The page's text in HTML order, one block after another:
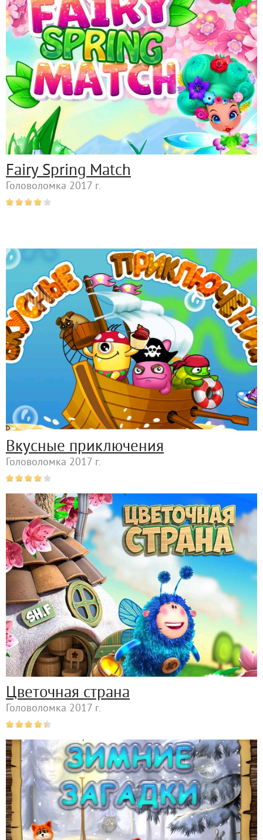
Fairy Spring Match
Головоломка 2017 г.
Вкусные приключения
Головоломка 2017 г.
Цветочная страна
Головоломка 2017 г.